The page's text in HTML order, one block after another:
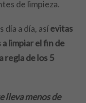
de limpieza.
día a día, asíevitas
limpiar el fin de
regla de los 5
lleva menos de